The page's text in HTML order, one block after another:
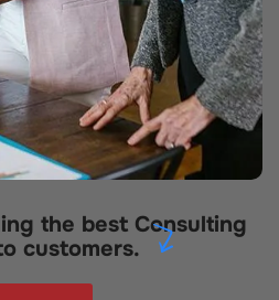
the best Consulting
customers.